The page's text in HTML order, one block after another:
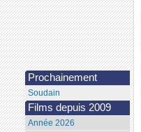
Prochainement
Soudain
Films depuis 2009
Année 2026